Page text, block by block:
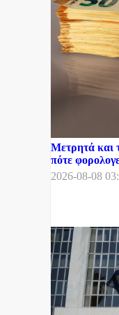
Μετρητά και
πότε
2026-08-08